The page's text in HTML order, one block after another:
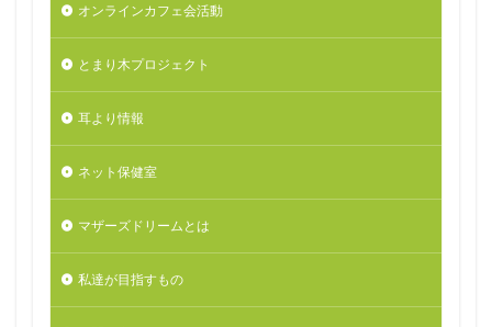
オンラインカフェ会活動
とまり木プロジェクト
耳より情報
ネット保健室
マザーズドリームとは
私達が目指すもの